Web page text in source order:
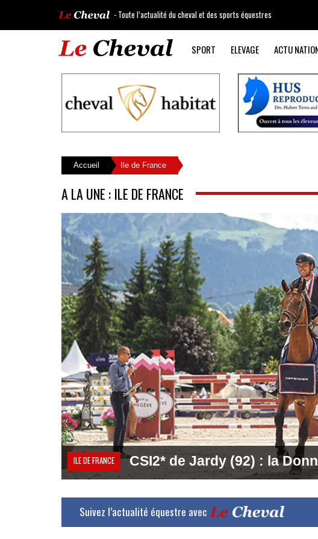
- Toute l’actualité du cheval et des sports équestres
SPORT ELEVAGE ACTU
Accueil Ile de France
A LA UNE : ILE DE FRANCE
ILE DE FRANCE CSI2* de Jardy (92) : la
Suivez l’actualité équestre avec